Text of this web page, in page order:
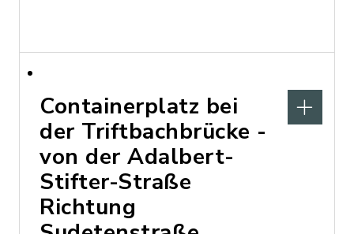
Containerplatz bei
der Triftbachbrücke -
von der Adalbert-
Stifter-Straße
Richtung